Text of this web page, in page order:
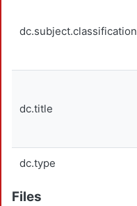
dc.subject.classification
dc.title
dc.type
Files